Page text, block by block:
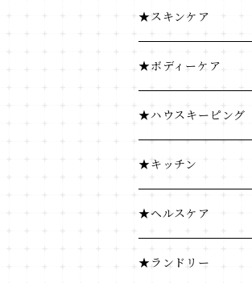
コーヒー・茶類
加工食品
豆・ごま類
ふりかけ・漬物・佃煮
海藻・乾物
調味料
コーヒー・茶類
加工食品
豆・ごま類
ふりかけ・漬物・佃煮
海藻・乾物
★スキンケア
★ボディーケア
★ハウスキーピング
★キッチン
★ヘルスケア
★ランドリー